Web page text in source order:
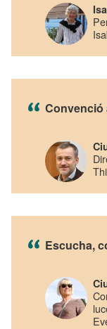
Convenció
Escucha,